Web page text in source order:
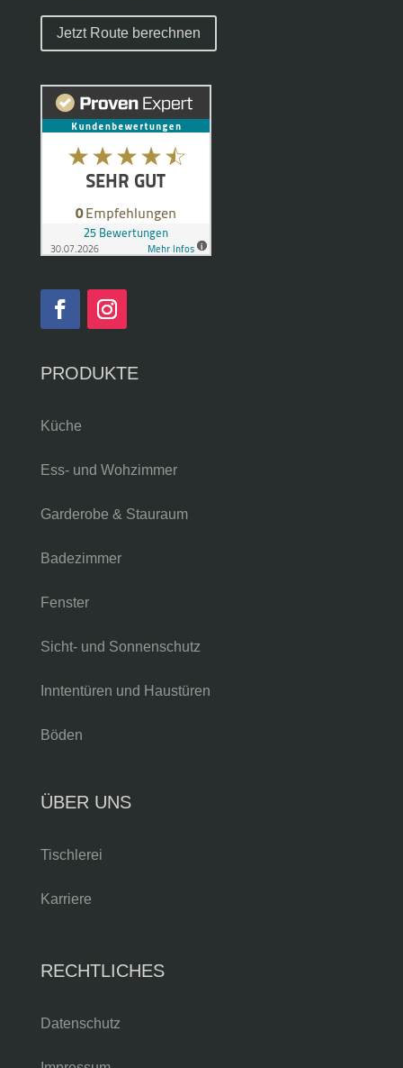
Jetzt Route berechnen
PRODUKTE
Küche
Ess- und Wohzimmer
Garderobe & Stauraum
Badezimmer
Fenster
Sicht- und Sonnenschutz
Inntentüren und Haustüren
Böden
ÜBER UNS
Tischlerei
Karriere
RECHTLICHES
Datenschutz